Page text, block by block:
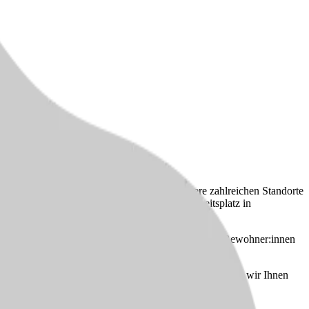
Herz und Verstand gestalten können. Unsere zahlreichen Standorte
verankert und ermöglichen Ihnen einen Arbeitsplatz in
individuellen Bedürfnisse und Lebenswege der Bewohner:innen
Verbundenheit prägen unser tägliches Handeln.
Mit über 30 Standorten in der Region bieten wir Ihnen